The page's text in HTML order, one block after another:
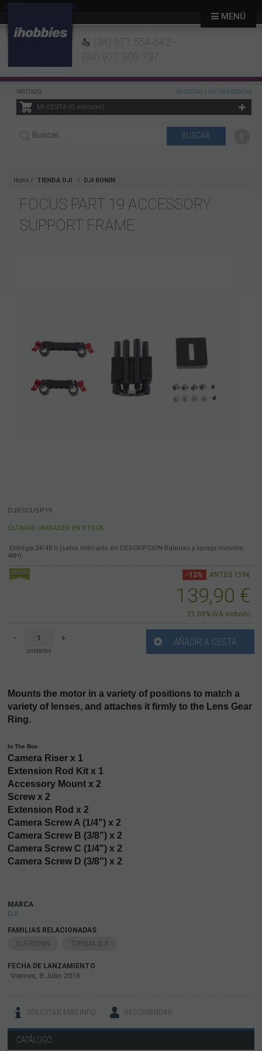
(34) 971 554 642 -
(34) 971 909 797
INVITADO REGISTRO / INICIAR SESIÓN
MI CESTA 0artículos
MENÚ
Home TIENDA DJI DJI RONIN
FOCUS PART 19 ACCESSORY
SUPPORT FRAME
DJIFOCUSP19
ÚLTIMAS UNIDADES EN STOCK
Entrega 24/48 h (salvo indicado en DESCRIPCION-Baterias y sprays minimo
48H)
-12% ANTES 159€
139,90 €
21.00% IVA incluido
-
unidades
+ AÑADIR A CESTA
Mounts the motor in a variety of positions to match a
variety of lenses, and attaches it firmly to the Lens Gear
Ring.
In The Box
Camera Riser x 1
Extension Rod Kit x 1
Accessory Mount x 2
Screw x 2
Extension Rod x 2
Camera Screw A (1/4") x 2
Camera Screw B (3/8") x 2
Camera Screw C (1/4") x 2
Camera Screw D (3/8") x 2
MARCA
DJI
FAMILIAS RELACIONADAS
DJI RONIN
TIENDA DJI
FECHA DE LANZAMIENTO
Viernes, 8 Julio 2016
SOLICITAR MÁS INFO RECOMENDAR
CATÁLOGO